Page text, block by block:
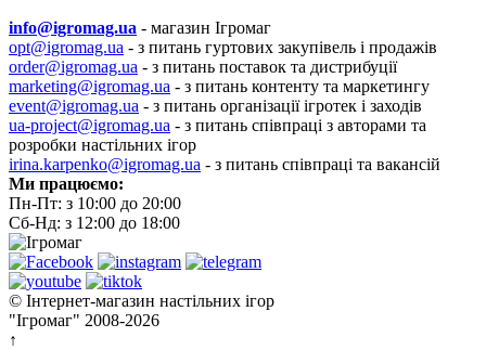
info@igromag.ua - магазин Ігромаг
opt@igromag.ua - з питань гуртових закупівель і продажів
order@igromag.ua - з питань поставок та дистрибуції
marketing@igromag.ua - з питань контенту та маркетингу
event@igromag.ua - з питань організації ігротек і заходів
ua-project@igromag.ua - з питань співпраці з авторами та
розробки настільних ігор
irina.karpenko@igromag.ua - з питань співпраці та вакансій
Ми працюємо:
Пн-Пт: з 10:00 до 20:00
Сб-Нд: з 12:00 до 18:00
© Інтернет-магазин настільних ігор
"Ігромаг" 2008-2026
↑